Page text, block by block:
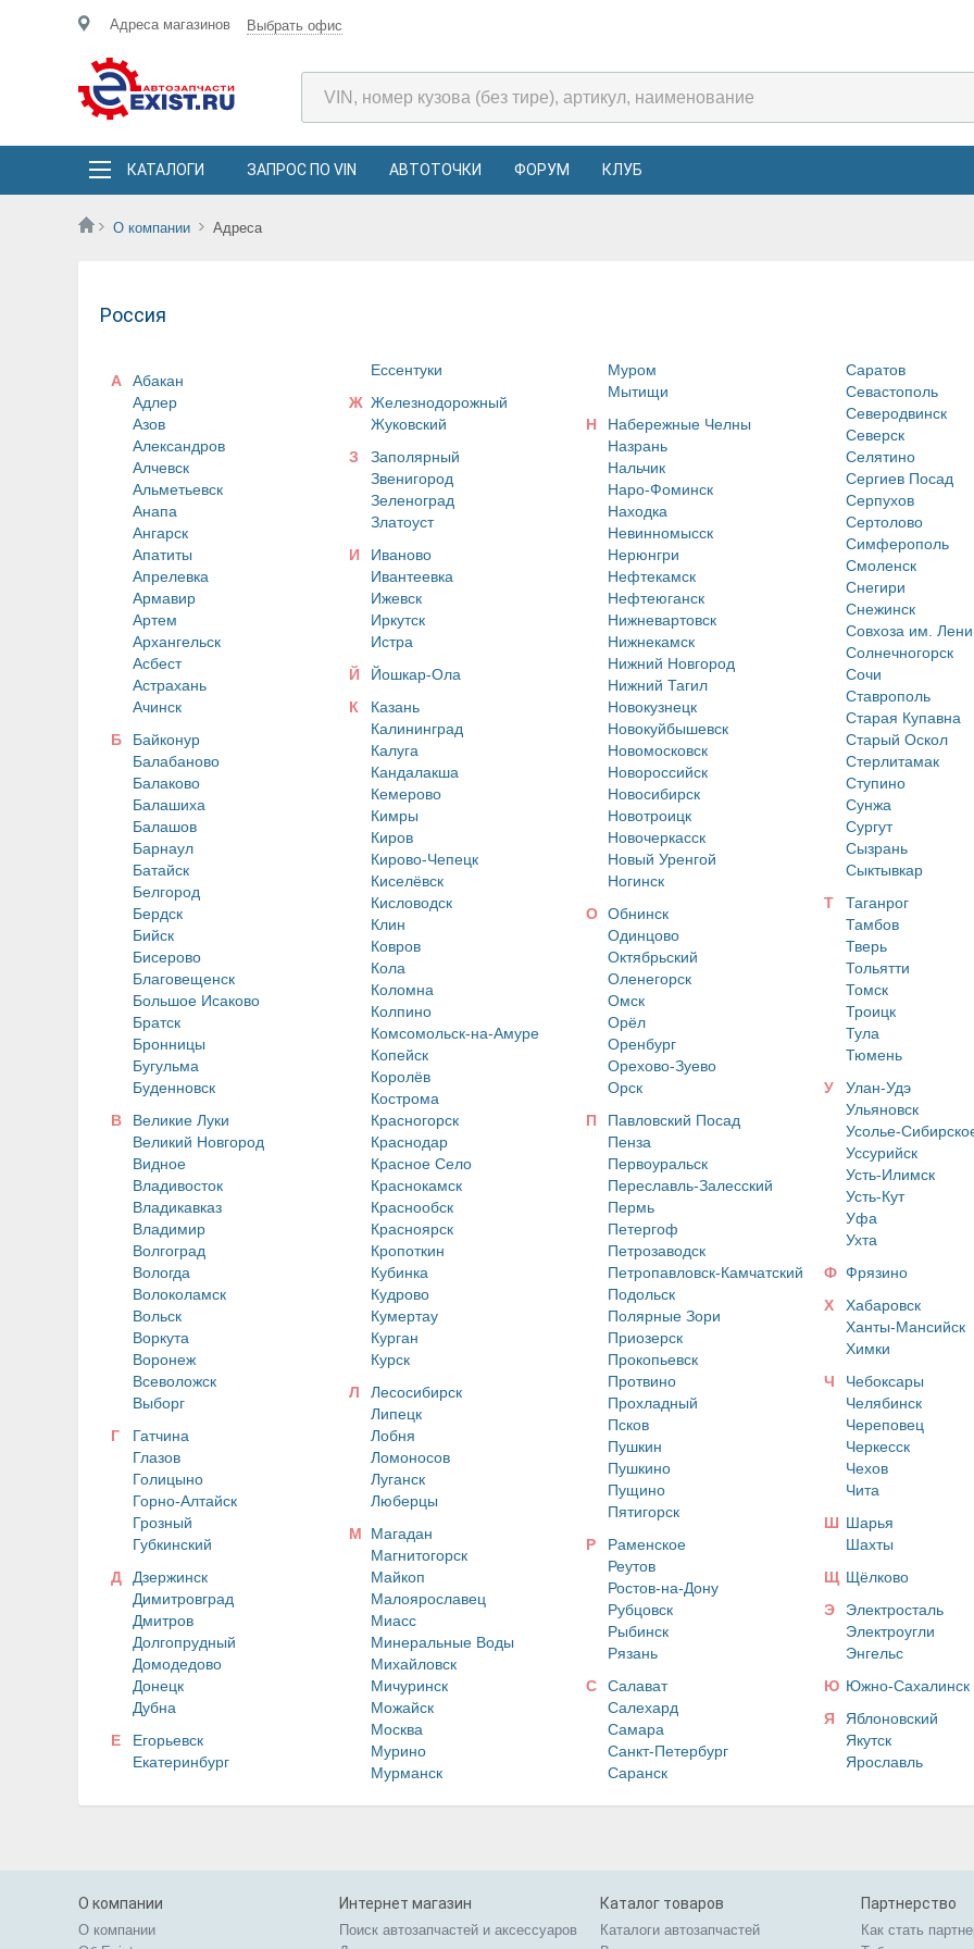
Адреса магазинов Выбрать офис
КАТАЛОГИ ЗАПРОС ПО VIN АВТОТОЧКИ ФОРУМ КЛУБ
О компании Адреса
Россия
А
Абакан
Адлер
Азов
Александров
Алчевск
Альметьевск
Анапа
Ангарск
Апатиты
Апрелевка
Армавир
Артем
Архангельск
Асбест
Астрахань
Ачинск
Б
Байконур
Балабаново
Балаково
Балашиха
Балашов
Барнаул
Батайск
Белгород
Бердск
Бийск
Бисерово
Благовещенск
Большое Исаково
Братск
Бронницы
Бугульма
Буденновск
В
Великие Луки
Великий Новгород
Видное
Владивосток
Владикавказ
Владимир
Волгоград
Вологда
Волоколамск
Вольск
Воркута
Воронеж
Всеволожск
Выборг
Г
Гатчина
Глазов
Голицыно
Горно-Алтайск
Грозный
Губкинский
Д
Дзержинск
Димитровград
Дмитров
Долгопрудный
Домодедово
Донецк
Дубна
Е
Егорьевск
Екатеринбург
Ессентуки
Ж Железнодорожный
Жуковский
З
Заполярный
Звенигород
Зеленоград
Златоуст
И
Иваново
Ивантеевка
Ижевск
Иркутск
Истра
Й
Йошкар-Ола
К
Казань
Калининград
Калуга
Кандалакша
Кемерово
Кимры
Киров
Кирово-Чепецк
Киселёвск
Кисловодск
Клин
Ковров
Кола
Коломна
Колпино
Комсомольск-на-Амуре
Копейск
Королёв
Кострома
Красногорск
Краснодар
Красное Село
Краснокамск
Краснообск
Красноярск
Кропоткин
Кубинка
Кудрово
Кумертау
Курган
Курск
Л
Лесосибирск
Липецк
Лобня
Ломоносов
Луганск
Люберцы
М
Магадан
Магнитогорск
Майкоп
Малоярославец
Миасс
Минеральные Воды
Михайловск
Мичуринск
Можайск
Москва
Мурино
Мурманск
Муром
Мытищи
Н
Набережные Челны
Назрань
Нальчик
Наро-Фоминск
Находка
Невинномысск
Нерюнгри
Нефтекамск
Нефтеюганск
Нижневартовск
Нижнекамск
Нижний Новгород
Нижний Тагил
Новокузнецк
Новокуйбышевск
Новомосковск
Новороссийск
Новосибирск
Новотроицк
Новочеркасск
Новый Уренгой
Ногинск
О Обнинск
Одинцово
Октябрьский
Оленегорск
Омск
Орёл
Оренбург
Орехово-Зуево
Орск
П
Павловский Посад
Пенза
Первоуральск
Переславль-Залесский
Пермь
Петергоф
Петрозаводск
Петропавловск-Камчатский
Подольск
Полярные Зори
Приозерск
Прокопьевск
Протвино
Прохладный
Псков
Пушкин
Пушкино
Пущино
Пятигорск
Р
Раменское
Реутов
Ростов-на-Дону
Рубцовск
Рыбинск
Рязань
С
Салават
Салехард
Самара
Санкт-Петербург
Саранск
Саратов
Севастополь
Северодвинск
Северск
Селятино
Сергиев Посад
Серпухов
Сертолово
Симферополь
Смоленск
Снегири
Снежинск
Совхоза им.
Солнечногорск
Сочи
Ставрополь
Старая Купавна
Старый Оскол
Стерлитамак
Ступино
Сунжа
Сургут
Сызрань
Сыктывкар
Т
Таганрог
Тамбов
Тверь
Тольятти
Томск
Троицк
Тула
Тюмень
У
Улан-Удэ
Ульяновск
Усолье-
Уссурийск
Усть-Илимск
Усть-Кут
Уфа
Ухта
Ф Фрязино
Х
Хабаровск
Ханты-Мансийск
Химки
Ч
Чебоксары
Челябинск
Череповец
Черкесск
Чехов
Чита
Ш Шарья
Шахты
Щ Щёлково
Э
Электросталь
Электроугли
Энгельс
Ю Южно-Сахалинск
Я
Яблоновский
Якутск
Ярославль
О компании
О компании
Интернет магазин
Поиск автозапчастей и аксессуаров
Каталог товаров
Каталоги автозапчастей
Партнерство
Как стать